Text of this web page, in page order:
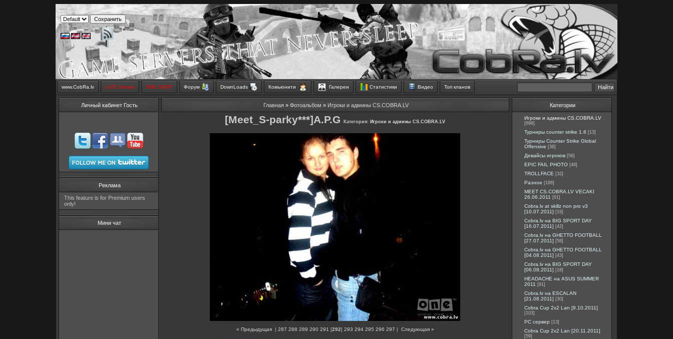
www.CobRa.lv LIVE Stream SMS SHOP Форум DownLoads Комьюнити Галереи Статистики Видео Топ кланов
Личный кабинет Гость
Реклама
This feature is for Premium users
only!
Мини чат
Главная » Фотоальбом » Игроки и админы CS.COBRA.LV
[Meet_S-parky***]A.P.G Категория: Игроки и админы CS.COBRA.LV
« Предыдущая| 287 288 289 290 291 [292] 293 294 295 296 297 | Следующая »
Категории
Игроки и админы CS.COBRA.LV
[696]
Турниры counter strike 1.6 [13]
Турниры Counter Strike Global
Offensive [36]
Девайсы игроков [56]
EPIC FAIL PHOTO [49]
TROLLFACE [32]
Разное [186]
MEET CS.COBRA.LV VECAKI
26.06.2011 [61]
Cobra.lv at skillz non pro v3
[10.07.2011] [19]
Cobra.lv на BIG SPORT DAY
[16.07.2011] [42]
Cobra.lv на GHETTO FOOTBALL
[27.07.2011] [58]
Cobra.lv на GHETTO FOOTBALL
[04.08.2011] [43]
Cobra.lv на BIG SPORT DAY
[06.08.2011] [18]
HEADACHE на ASUS SUMMER
2011 [91]
Cobra.lv на ESCALAN
[21.08.2011] [30]
Cobra Cup 2x2 Lan [9.10.2011]
[103]
PC сервер [13]
Cobra Cup 2x2 Lan [20.11.2011]
[59]